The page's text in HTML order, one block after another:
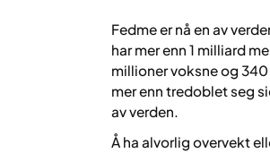
Fedme er nå en av
har mer enn 1 milliard
millioner voksne og
mer enn tredoblet seg
av verden.
Å ha alvorlig overvekt